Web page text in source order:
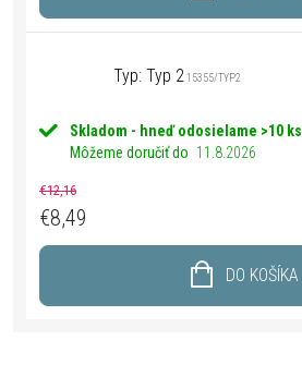
Typ: Typ 215355/TYP2
Skladom - hneď odosielame >10 ks
Môžeme doručiť do 11.8.2026
€12,16
€8,49
DO KOŠÍKA